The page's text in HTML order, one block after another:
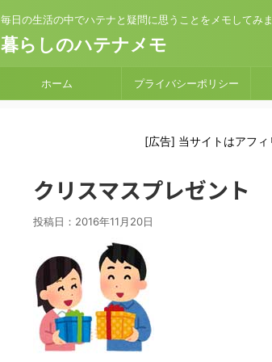
毎日の生活の中でハテナと疑問に思うことをメモしてみま
暮らしのハテナメモ
ホーム プライバシーポリシー
[広告] 当サイトはアフィ
クリスマスプレゼント
投稿日： 2016年11月20日